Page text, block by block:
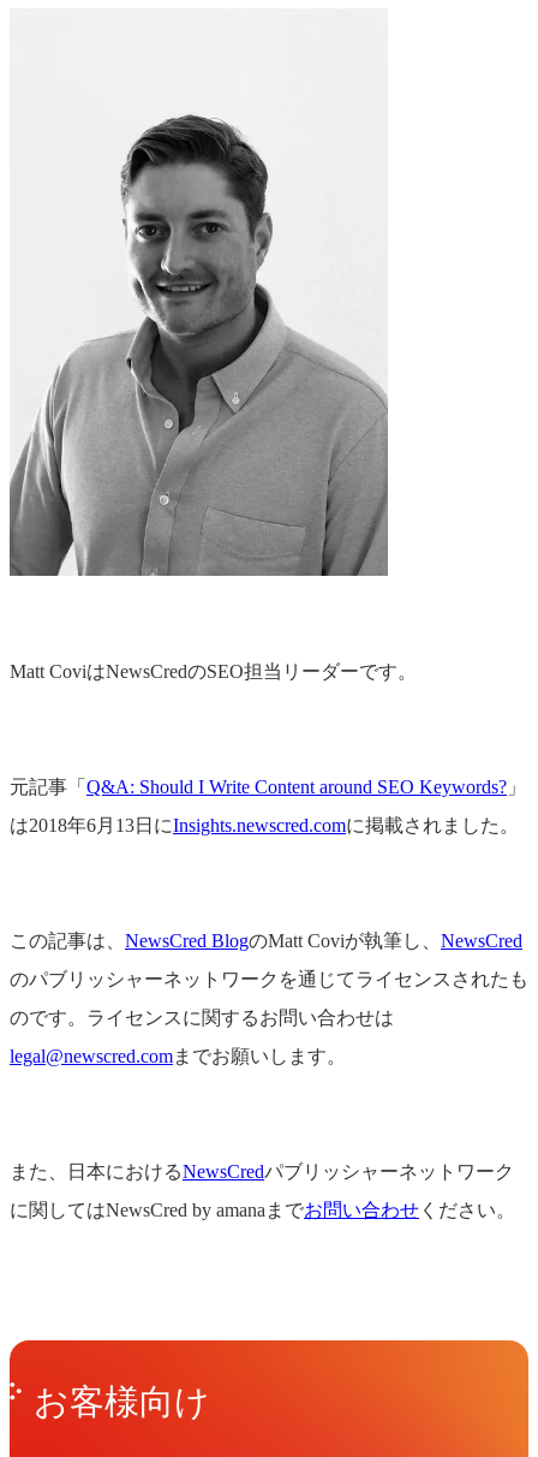
Matt CoviはNewsCredのSEO担当リーダーです。
元記事「 Q&A: Should I Write Content around SEO Keywords? 」
は2018年6月13日にInsights.newscred.comに掲載されました。
この記事は、 NewsCred BlogのMatt Coviが執筆し、 NewsCred
のパブリッシャーネットワークを通じてライセンスされたも
のです。ライセンスに関するお問い合わせは
legal@newscred.comまでお願いします。
また、日本におけるNewsCredパブリッシャーネットワーク
に関してはNewsCred by amanaまでお問い合わせ ください。
Get in Touchお問い合わせ
お客様向け